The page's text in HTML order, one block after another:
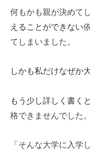
何もかも親が決めてし
えることができない
てしまいました。
しかも私だけなぜか
もう少し詳しく書く
格できませんでした。
「そんな大学に入学